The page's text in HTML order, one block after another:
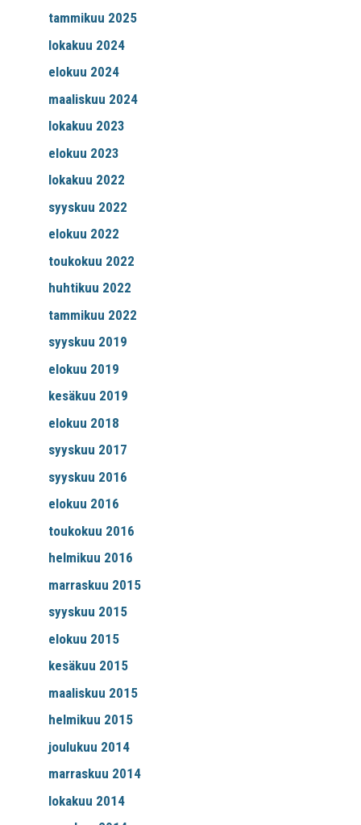
tammikuu 2025
lokakuu 2024
elokuu 2024
maaliskuu 2024
lokakuu 2023
elokuu 2023
lokakuu 2022
syyskuu 2022
elokuu 2022
toukokuu 2022
huhtikuu 2022
tammikuu 2022
syyskuu 2019
elokuu 2019
kesäkuu 2019
elokuu 2018
syyskuu 2017
syyskuu 2016
elokuu 2016
toukokuu 2016
helmikuu 2016
marraskuu 2015
syyskuu 2015
elokuu 2015
kesäkuu 2015
maaliskuu 2015
helmikuu 2015
joulukuu 2014
marraskuu 2014
lokakuu 2014